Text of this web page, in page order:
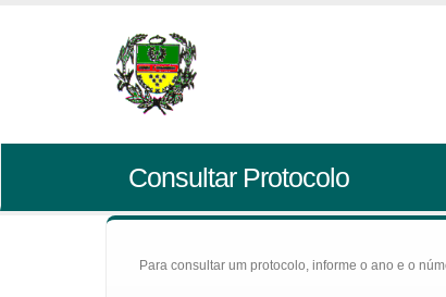
Consultar Protocolo
Para consultar um protocolo, informe o ano e o